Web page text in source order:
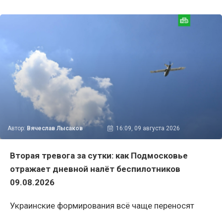
Автор: Вячеслав Лысаков 16:09, 09 августа 2026
Вторая тревога за сутки: как Подмосковье
отражает дневной налёт беспилотников
09.08.2026
Украинские формирования всё чаще переносят